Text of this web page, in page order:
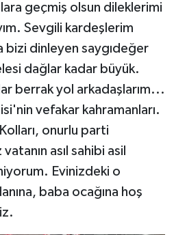
geçmiş olsun dileklerimi
Sevgili kardeşlerim
bizi dinleyen saygıdeğer
dağlar kadar büyük.
berrak yol arkadaşlarım...
vefakar kahramanları.
onurlu parti
asıl sahibi asil
Evinizdeki o
baba ocağına hoş